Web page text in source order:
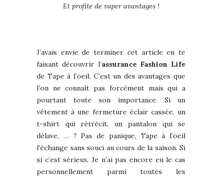
Et profite de super avantages !
J’avais envie de terminer cet article en te
faisant découvrir l’assurance Fashion Life
de Tape à l’oeil. C’est un des avantages que
l’on ne connaît pas forcément mais qui a
pourtant toute son importance. Si un
vêtement à une fermeture éclair cassée, un
t-shirt qui rétrécit, un pantalon qui se
délave, … ? Pas de panique, Tape à l’oeil
l’échange sans souci au cours de la saison. Si
si c’est sérieux. Je n’ai pas encore eu le cas
personnellement parmi toutes les